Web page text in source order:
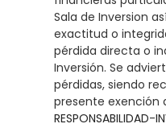
Sala de Inversion
exactitud o
pérdida directa o
Inversión. Se
pérdidas, siendo
presente exención
RESPONSABILIDAD-